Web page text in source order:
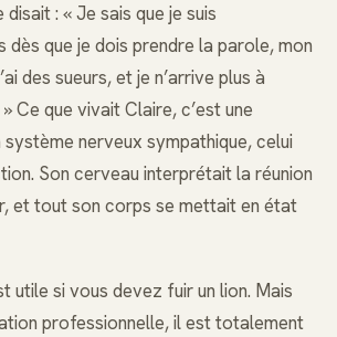
: « Je sais que je suis
dès que je dois prendre la parole, mon
des sueurs, et je n’arrive plus à
Ce que vivait Claire, c’est une
nerveux sympathique, celui
Son cerveau interprétait la réunion
et tout son corps se mettait en état
utile si vous devez fuir un lion. Mais
professionnelle, il est totalement